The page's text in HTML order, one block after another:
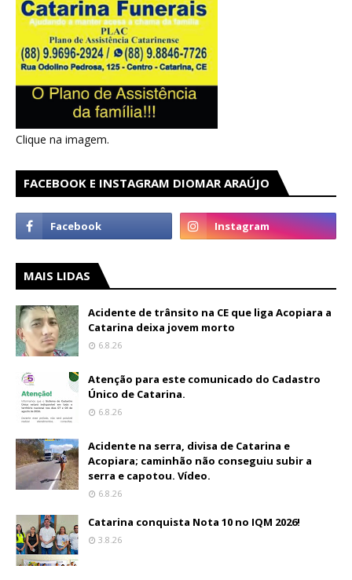
Clique na imagem.
FACEBOOK E INSTAGRAM DIOMAR ARAÚJO
MAIS LIDAS
Acidente de trânsito na CE que liga Acopiara a
Catarina deixa jovem morto
6.8.26
Atenção para este comunicado do Cadastro
Único de Catarina.
6.8.26
Acidente na serra, divisa de Catarina e
Acopiara; caminhão não conseguiu subir a
serra e capotou. Vídeo.
6.8.26
Catarina conquista Nota 10 no IQM 2026!
3.8.26